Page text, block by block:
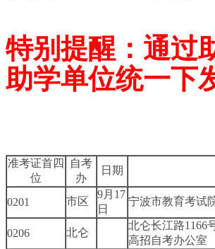
特别提醒： 通过
助学单位统一下
准考证首四
位
自考
办
日期
0201 市区
9月17
日
宁波市教育考试
0206 北仑
北仑长江路1166
高招自考办公室